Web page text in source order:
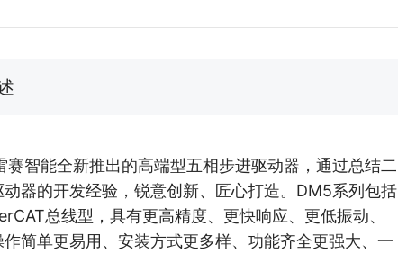
赛智能全新推出的高端型五相步进驱动器，通过总结二
器的开发经验，锐意创新、匠心打造。DM5系列包括
总线型，具有更高精度、更快响应、更低振动、
简单更易用、安装方式更多样、功能齐全更强大、一